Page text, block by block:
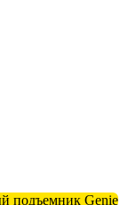
подъемник Genie